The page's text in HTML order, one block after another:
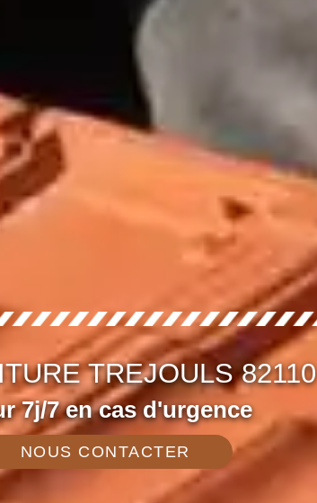
TREJOULS 82110
7j/7 en cas d'urgence
NOUS CONTACTER